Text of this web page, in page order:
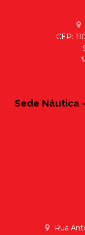
CEP:
Sede Náutica
Rua